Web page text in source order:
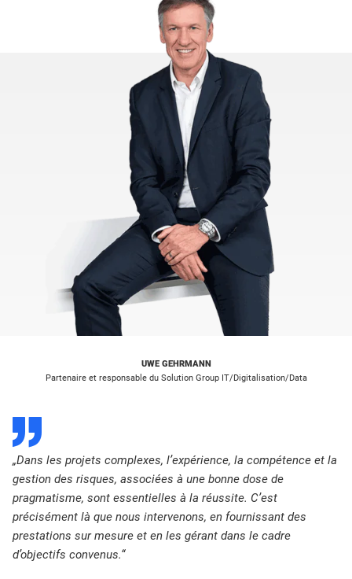
UWE GEHRMANN
Partenaire et responsable du Solution Group IT/Digitalisation/Data
D
„Dans les projets complexes, l’expérience, la compétence et la
gestion des risques, associées à une bonne dose de
pragmatisme, sont essentielles à la réussite. C’est
précisément là que nous intervenons, en fournissant des
prestations sur mesure et en les gérant dans le cadre
d’objectifs convenus.“